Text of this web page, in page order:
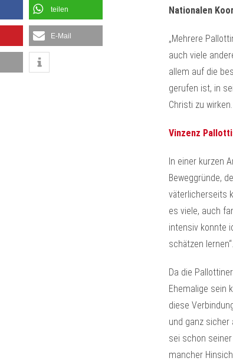
teilen
E-Mail
Nationalen
„Mehrere
auch viele
allem auf die
gerufen ist, in
Christi zu wirken.
Vinzenz
In einer kurzen
Beweggründe,
väterlicherseits
es viele, auch
intensiv konnte
schätzen lernen“.
Da die
Ehemalige sein
diese
und ganz sicher
sei schon
mancher